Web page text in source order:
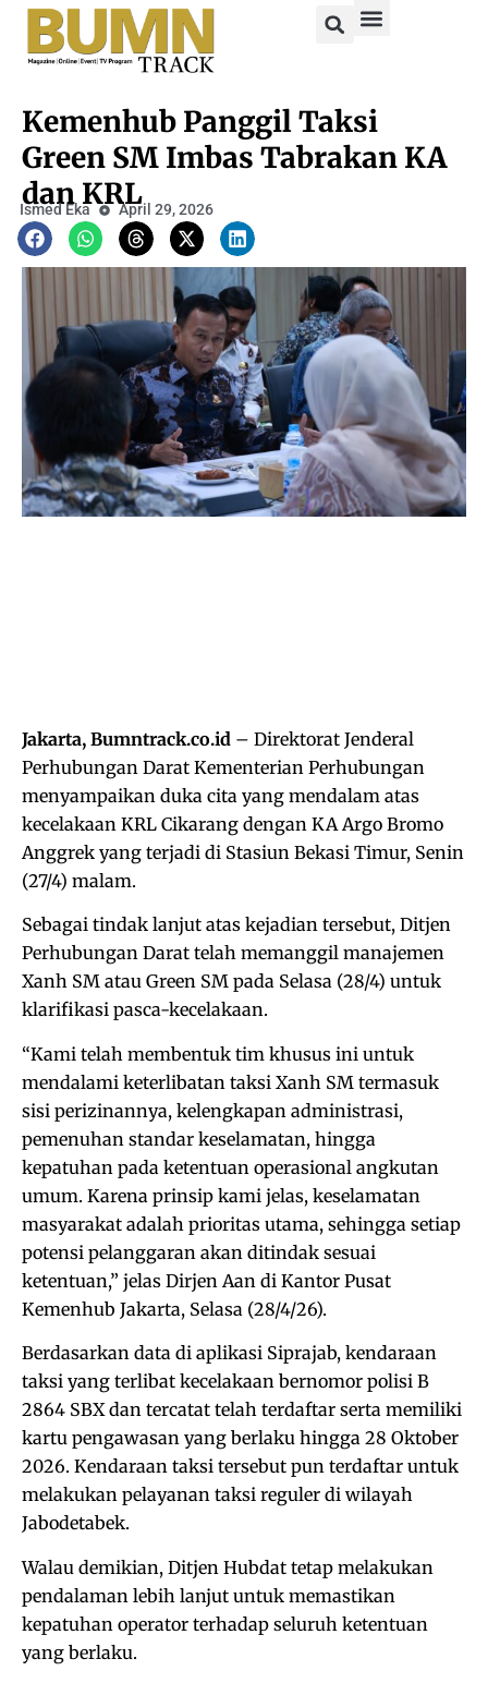
Kemenhub Panggil Taksi
Green SM Imbas Tabrakan KA
dan KRL
Ismed Eka April 29, 2026
Jakarta, Bumntrack.co.id – Direktorat Jenderal
Perhubungan Darat Kementerian Perhubungan
menyampaikan duka cita yang mendalam atas
kecelakaan KRL Cikarang dengan KA Argo Bromo
Anggrek yang terjadi di Stasiun Bekasi Timur, Senin
(27/4) malam.
Sebagai tindak lanjut atas kejadian tersebut, Ditjen
Perhubungan Darat telah memanggil manajemen
Xanh SM atau Green SM pada Selasa (28/4) untuk
klarifikasi pasca-kecelakaan.
“Kami telah membentuk tim khusus ini untuk
mendalami keterlibatan taksi Xanh SM termasuk
sisi perizinannya, kelengkapan administrasi,
pemenuhan standar keselamatan, hingga
kepatuhan pada ketentuan operasional angkutan
umum. Karena prinsip kami jelas, keselamatan
masyarakat adalah prioritas utama, sehingga setiap
potensi pelanggaran akan ditindak sesuai
ketentuan,” jelas Dirjen Aan di Kantor Pusat
Kemenhub Jakarta, Selasa (28/4/26).
Berdasarkan data di aplikasi Siprajab, kendaraan
taksi yang terlibat kecelakaan bernomor polisi B
2864 SBX dan tercatat telah terdaftar serta memiliki
kartu pengawasan yang berlaku hingga 28 Oktober
2026. Kendaraan taksi tersebut pun terdaftar untuk
melakukan pelayanan taksi reguler di wilayah
Jabodetabek.
Walau demikian, Ditjen Hubdat tetap melakukan
pendalaman lebih lanjut untuk memastikan
kepatuhan operator terhadap seluruh ketentuan
yang berlaku.